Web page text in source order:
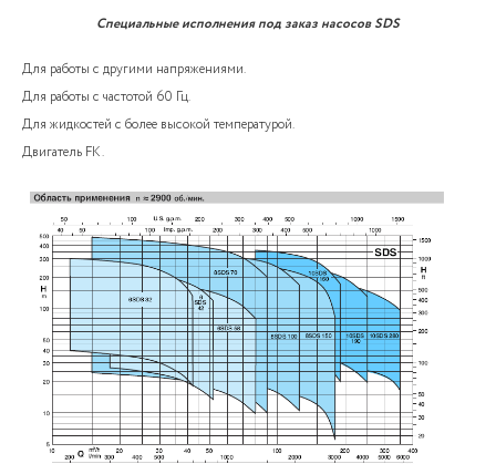
Специальные исполнения под заказ насосов SDS
Для работы с другими напряжениями.
Для работы с частотой 60 Гц.
Для жидкостей с более высокой температурой.
Двигатель FK.